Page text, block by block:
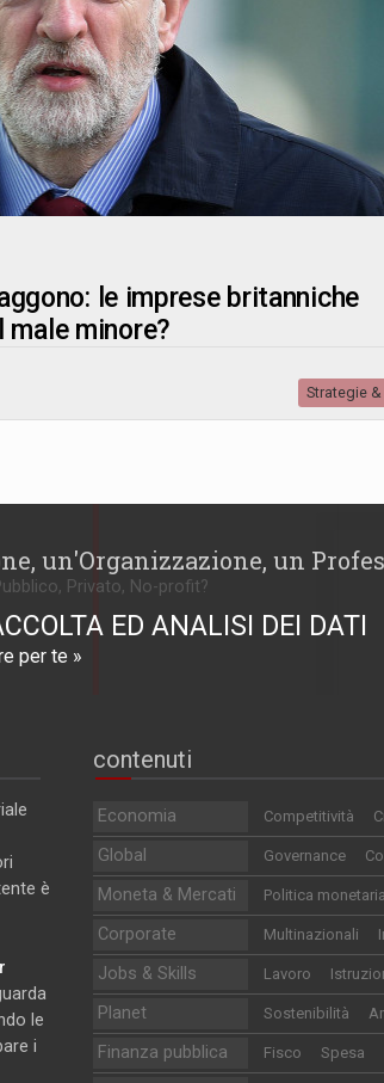
le imprese britanniche
male minore?
Strategie
un'Organizzazione, un
Privato, No-profit?
ED ANALISI DEI DATI
per te »
è
le
i
contenuti
Economia Competitività
Global Governance
Moneta & Mercati Politica monetaria
Corporate Multinazionali
Jobs & Skills Lavoro
Planet Sostenibilità
Finanza pubblica Fisco Spesa